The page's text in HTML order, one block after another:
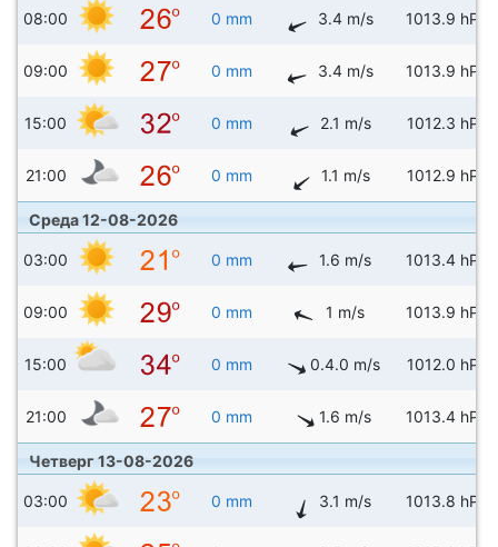
08:00 0 mm 3.4 m/s 1013.9 hPa
09:00 0 mm 3.4 m/s 1013.9 hPa
15:00 0 mm 2.1 m/s 1012.3 hPa
21:00 0 mm 1.1 m/s 1012.9 hPa
Среда 12-08-2026
03:00 0 mm 1.6 m/s 1013.4 hPa
09:00 0 mm 1 m/s 1013.9 hPa
15:00 0 mm 0.4.0 m/s 1012.0 hPa
21:00 0 mm 1.6 m/s 1013.4 hPa
Четверг 13-08-2026
03:00 0 mm 3.1 m/s 1013.8 hPa